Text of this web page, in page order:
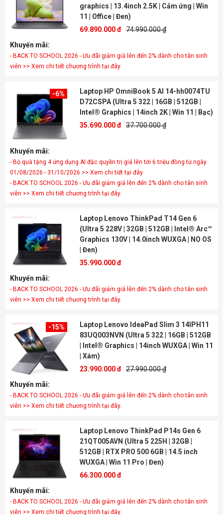
graphics | 13.4inch 2.5K | Cảm ứng | Win
11 | Office | Đen)
69.890.000 đ 74.990.000 ₫
Khuyến mãi:
- BACK TO SCHOOL 2026 - Ưu đãi giảm giá lên đến 2% dành cho tân sinh
viên >> Xem chi tiết chương trình tại đây.
-6%
Laptop HP OmniBook 5 AI 14-hh0074TU
D72CSPA (Ultra 5 322 | 16GB | 512GB |
Intel® Graphics | 14inch 2K | Win 11 | Bạc)
35.690.000 đ 37.700.000 ₫
Khuyến mãi:
- Bộ quà tặng 4 ứng dụng AI đặc quyền trị giá lên tới 6 triệu đồng từ ngày
01/08/2026 - 31/10/2026 >> Xem chi tiết tại đây.
- BACK TO SCHOOL 2026 - Ưu đãi giảm giá lên đến 2% dành cho tân sinh
viên >> Xem chi tiết chương trình tại đây.
Laptop Lenovo ThinkPad T14 Gen 6
(Ultra 5 228V | 32GB | 512GB | Intel® Arc™
Graphics 130V | 14.0inch WUXGA | NO OS
| Đen)
35.990.000 đ
Khuyến mãi:
- BACK TO SCHOOL 2026 - Ưu đãi giảm giá lên đến 2% dành cho tân sinh
viên >> Xem chi tiết chương trình tại đây.
-15%
Laptop Lenovo IdeaPad Slim 3 14IPH11
83UQ003NVN (Ultra 5 322 | 16GB | 512GB
| Intel® Graphics | 14inch WUXGA | Win 11
| Xám)
23.990.000 đ 27.990.000 ₫
Khuyến mãi:
- BACK TO SCHOOL 2026 - Ưu đãi giảm giá lên đến 2% dành cho tân sinh
viên >> Xem chi tiết chương trình tại đây.
Laptop Lenovo ThinkPad P14s Gen 6
21QT005AVN (Ultra 5 225H | 32GB |
512GB | RTX PRO 500 6GB | 14.5 inch
WUXGA | Win 11 Pro | Đen)
66.300.000 đ
Khuyến mãi:
- BACK TO SCHOOL 2026 - Ưu đãi giảm giá lên đến 2% dành cho tân sinh
viên >> Xem chi tiết chương trình tại đây.